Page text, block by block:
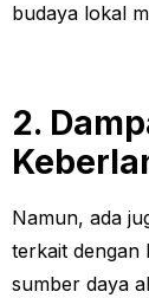
budaya lokal
2.
Namun, ada
terkait dengan
sumber daya